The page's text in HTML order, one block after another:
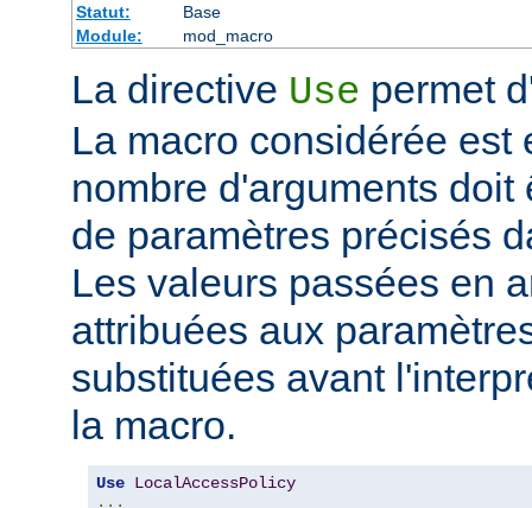
Statut:
Base
Module:
mod_macro
La directive Use permet
La macro considérée est
nombre d'arguments
de paramètres précisés
Les valeurs passées en
attribuées aux
substituées avant
la macro.
Use LocalAccessPolicy
...